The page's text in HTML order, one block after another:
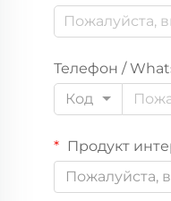
Телефон /
Код
Продукт
Пожалуйста,